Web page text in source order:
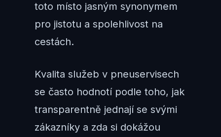
toto místo jasným synonymem
pro jistotu a spolehlivost na
cestách.
Kvalita služeb v pneuservisech
se často hodnotí podle toho, jak
transparentně jednají se svými
zákazníky a zda si dokážou